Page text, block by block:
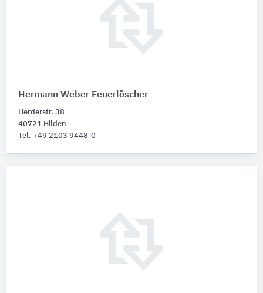
Hermann Weber Feuerlöscher
Herderstr. 38
40721 Hilden
Tel. +49 2103 9448-0